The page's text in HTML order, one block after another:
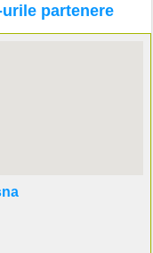
partenere